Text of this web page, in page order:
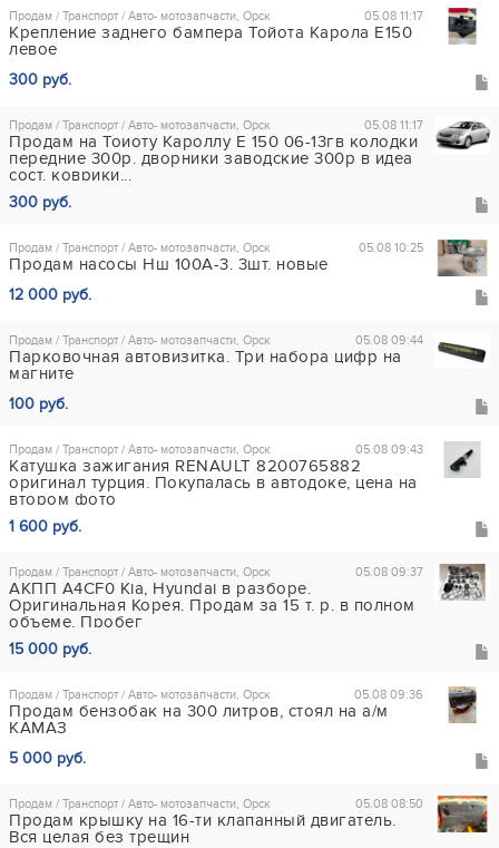
05.08 11:17
Продам / Транспорт / Авто- мотозапчасти, Орск
Крепление заднего бампера Тойота Карола Е150
левое
300 руб.
05.08 11:17
Продам / Транспорт / Авто- мотозапчасти, Орск
Продам на Тоиоту Кароллу Е 150 06-13гв колодки
передние 300р. дворники заводские 300р в идеа
сост. коврики...
300 руб.
05.08 10:25
Продам / Транспорт / Авто- мотозапчасти, Орск
Продам насосы Нш 100А-3. 3шт. новые
12 000 руб.
05.08 09:44
Продам / Транспорт / Авто- мотозапчасти, Орск
Парковочная автовизитка. Три набора цифр на
магните
100 руб.
05.08 09:43
Продам / Транспорт / Авто- мотозапчасти, Орск
Катушка зажигания RENAULT 8200765882
оригинал турция. Покупалась в автодоке, цена на
втором фото
1 600 руб.
05.08 09:37
Продам / Транспорт / Авто- мотозапчасти, Орск
АКПП A4CF0 Kia, Hyundai в разборе.
Оригинальная Корея. Продам за 15 т. р. в полном
объеме. Пробег
15 000 руб.
05.08 09:36
Продам / Транспорт / Авто- мотозапчасти, Орск
Продам бензобак на 300 литров, стоял на а/м
КАМАЗ
5 000 руб.
05.08 08:50
Продам / Транспорт / Авто- мотозапчасти, Орск
Продам крышку на 16-ти клапанный двигатель.
Вся целая без трещин